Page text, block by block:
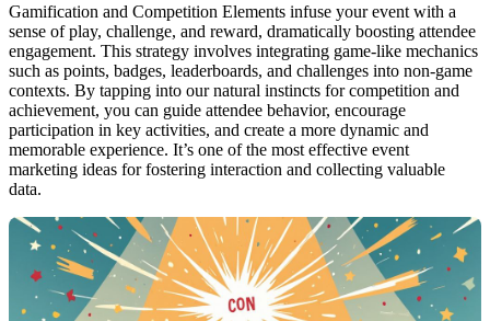
Gamification and Competition Elements infuse your event with a
sense of play, challenge, and reward, dramatically boosting attendee
engagement. This strategy involves integrating game-like mechanics
such as points, badges, leaderboards, and challenges into non-game
contexts. By tapping into our natural instincts for competition and
achievement, you can guide attendee behavior, encourage
participation in key activities, and create a more dynamic and
memorable experience. It’s one of the most effective event
marketing ideas for fostering interaction and collecting valuable
data.